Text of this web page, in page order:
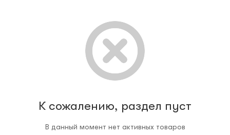
К сожалению, раздел пуст
В данный момент нет активных товаров